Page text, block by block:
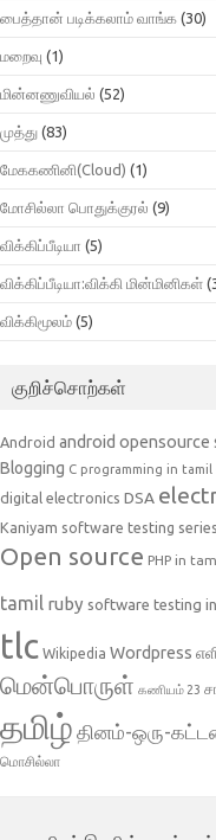
பைத்தான் படிக்கலாம் வாங்க (30)
மறைவு (1)
மின்னணுவியல் (52)
முத்து (83)
மேககணினி(Cloud) (1)
மோசில்லா பொதுக்குரல் (9)
விக்கிப்பீடியா (5)
விக்கிப்பீடியா:விக்கி மின்மினிகள்
விக்கிமூலம் (5)
குறிச்சொற்கள்
Android android opensource
Blogging C programming in tamil
digital electronics DSA
Kaniyam software testing series
Open source PHP in
tamil ruby software testing
tlc Wikipedia Wordpress
மென்பொருள் கணியம் 23
தமிழ் தினம்-ஒரு-
மொசில்லா